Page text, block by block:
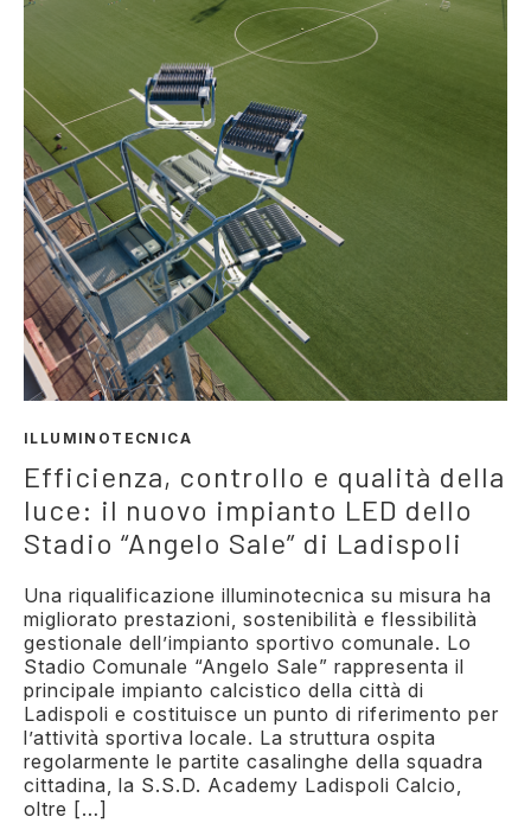
ILLUMINOTECNICA
Efficienza, controllo e qualità della
luce: il nuovo impianto LED dello
Stadio “Angelo Sale” di Ladispoli
Una riqualificazione illuminotecnica su misura ha
migliorato prestazioni, sostenibilità e flessibilità
gestionale dell’impianto sportivo comunale. Lo
Stadio Comunale “Angelo Sale” rappresenta il
principale impianto calcistico della città di
Ladispoli e costituisce un punto di riferimento per
l’attività sportiva locale. La struttura ospita
regolarmente le partite casalinghe della squadra
cittadina, la S.S.D. Academy Ladispoli Calcio,
oltre […]